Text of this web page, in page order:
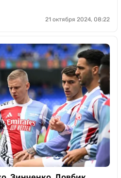
21 октября 2024, 08:22